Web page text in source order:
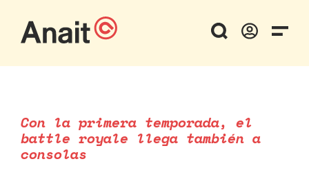
Con la primera temporada, el
battle royale llega también a
consolas